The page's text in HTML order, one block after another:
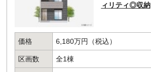
ィリティ◎収納
価格 6,180万円（税込）
区画数 全1棟